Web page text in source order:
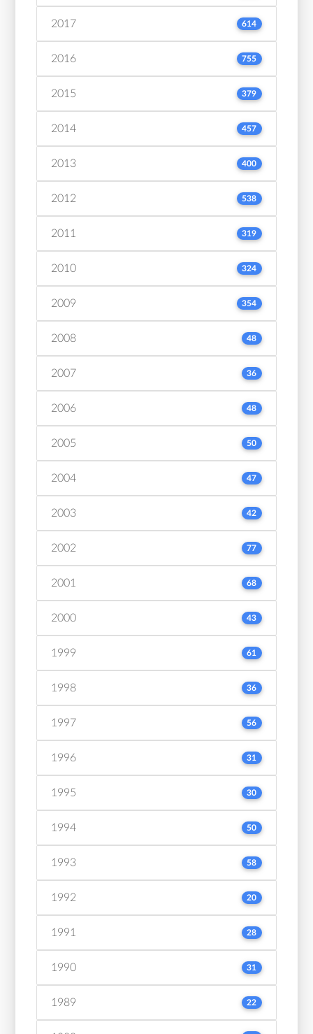
2017 614
2016 755
2015 379
2014 457
2013 400
2012 538
2011 319
2010 324
2009 354
2008 48
2007 36
2006 48
2005 50
2004 47
2003 42
2002 77
2001 68
2000 43
1999 61
1998 36
1997 56
1996 31
1995 30
1994 50
1993 58
1992 20
1991 28
1990 31
1989 22